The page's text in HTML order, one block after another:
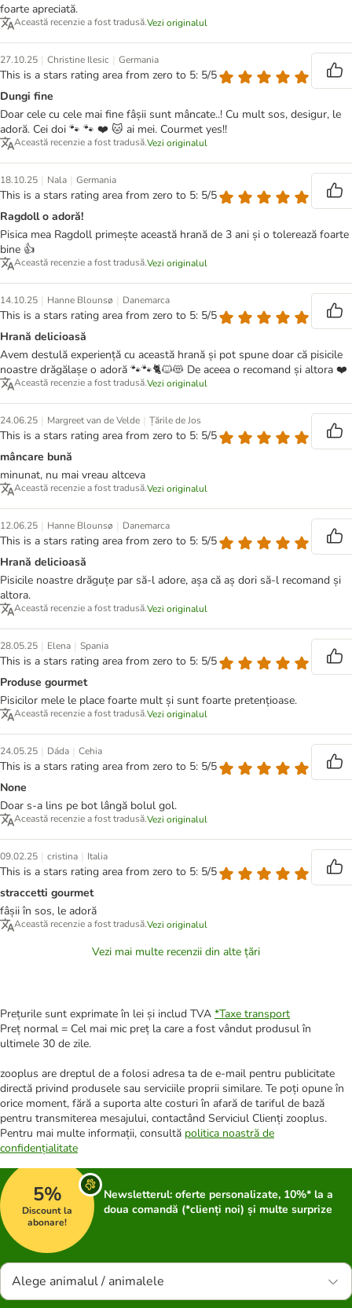
foarte apreciată.
Această recenzie a fost tradusă.Vezi originalul
27.10.25 | Christine Ilesic | Germania
This is a stars rating area from zero to 5: 5/5
Dungi fine
Doar cele cu cele mai fine fâșii sunt mâncate..! Cu mult sos, desigur, le
adoră. Cei doi 🐾 🐾 ❤️ 🐱 ai mei. Courmet yes!!
Această recenzie a fost tradusă.Vezi originalul
18.10.25 | Nala | Germania
This is a stars rating area from zero to 5: 5/5
Ragdoll o adoră!
Pisica mea Ragdoll primește această hrană de 3 ani și o tolerează foarte
bine 👍
Această recenzie a fost tradusă.Vezi originalul
14.10.25 | Hanne Blounsø | Danemarca
This is a stars rating area from zero to 5: 5/5
Hrană delicioasă
Avem destulă experiență cu această hrană și pot spune doar că pisicile
noastre drăgălașe o adoră 🐾🐾🐈🐱😻 De aceea o recomand și altora ❤️
Această recenzie a fost tradusă.Vezi originalul
24.06.25 | Margreet van de Velde | Țările de Jos
This is a stars rating area from zero to 5: 5/5
mâncare bună
minunat, nu mai vreau altceva
Această recenzie a fost tradusă.Vezi originalul
12.06.25 | Hanne Blounsø | Danemarca
This is a stars rating area from zero to 5: 5/5
Hrană delicioasă
Pisicile noastre drăguțe par să-l adore, așa că aș dori să-l recomand și
altora.
Această recenzie a fost tradusă.Vezi originalul
28.05.25 | Elena | Spania
This is a stars rating area from zero to 5: 5/5
Produse gourmet
Pisicilor mele le place foarte mult și sunt foarte pretențioase.
Această recenzie a fost tradusă.Vezi originalul
24.05.25 | Dáda | Cehia
This is a stars rating area from zero to 5: 5/5
None
Doar s-a lins pe bot lângă bolul gol.
Această recenzie a fost tradusă.Vezi originalul
09.02.25 | cristina | Italia
This is a stars rating area from zero to 5: 5/5
straccetti gourmet
fâșii în sos, le adoră
Această recenzie a fost tradusă.Vezi originalul
Vezi mai multe recenzii din alte țări
Prețurile sunt exprimate în lei și includ TVA *Taxe transport
Preț normal = Cel mai mic preț la care a fost vândut produsul în
ultimele 30 de zile.
zooplus are dreptul de a folosi adresa ta de e-mail pentru publicitate
directă privind produsele sau serviciile proprii similare. Te poți opune în
orice moment, fără a suporta alte costuri în afară de tariful de bază
pentru transmiterea mesajului, contactând Serviciul Clienți zooplus.
Pentru mai multe informații, consultă politica noastră de
confidențialitate
5%
Discount la
abonare!
Newsletterul: oferte personalizate, 10%* la a
doua comandă (*clienți noi) și multe surprize
Alege animalul / animalele